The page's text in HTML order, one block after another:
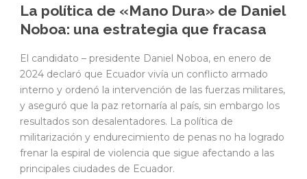
La política de «Mano Dura» de Daniel
Noboa: una estrategia que fracasa
El candidato – presidente Daniel Noboa, en enero de
2024 declaró que Ecuador vivía un conflicto armado
interno y ordenó la intervención de las fuerzas militares,
y aseguró que la paz retornaría al país, sin embargo los
resultados son desalentadores. La política de
militarización y endurecimiento de penas no ha logrado
frenar la espiral de violencia que sigue afectando a las
principales ciudades de Ecuador.